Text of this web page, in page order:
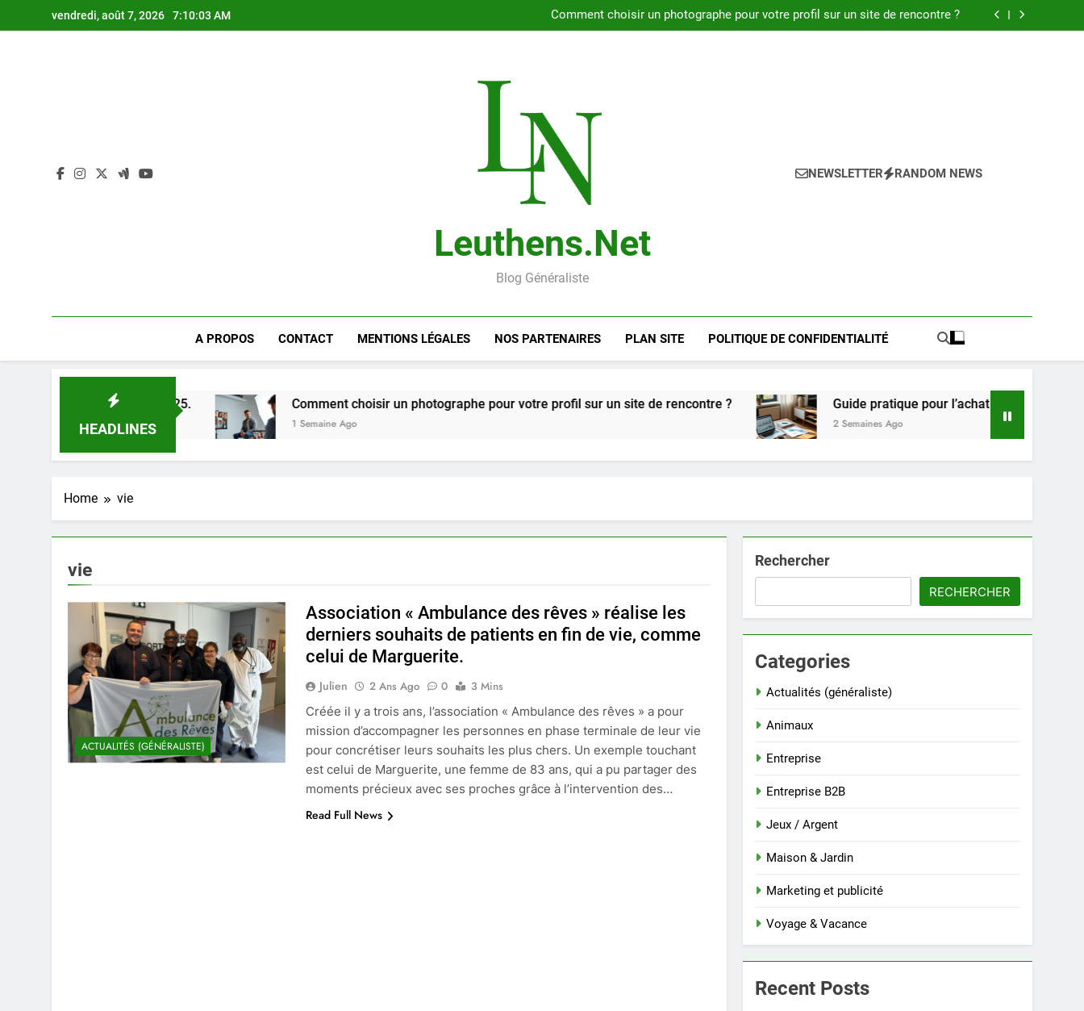
to
vendredi, août 7, 2026 7:10:03 AM
Comment choisir un photographe pour votre profil sur un site de rencontre ?
Guide pratique pour l’achat de LMNP d’occasion
Leuthens.net
Blog Généraliste
NEWSLETTER RANDOM NEWS
A PROPOS CONTACT MENTIONS LÉGALES NOS PARTENAIRES PLAN SITE POLITIQUE DE CONFIDENTIALITÉ
HEADLINES
astuces en 2025. Comment choisir un photographe pour votre profil sur un site de rencontre ?
1 Semaine Ago
Guide pratique pour l’achat de LMNP d’occasion
2 Semaines Ago
Home vie
vie
ACTUALITÉS (GÉNÉRALISTE)
Association « Ambulance des rêves » réalise les
derniers souhaits de patients en fin de vie, comme
celui de Marguerite.
Julien 2 Ans Ago 0
3 Mins
Créée il y a trois ans, l’association « Ambulance des rêves » a pour
mission d’accompagner les personnes en phase terminale de leur vie
pour concrétiser leurs souhaits les plus chers. Un exemple touchant
est celui de Marguerite, une femme de 83 ans, qui a pu partager des
moments précieux avec ses proches grâce à l’intervention des…
Read Full News
Rechercher
RECHERCHER
Categories
Actualités (généraliste)
Animaux
Entreprise
Entreprise B2B
Jeux / Argent
Maison & Jardin
Marketing et publicité
Voyage & Vacance
Recent Posts